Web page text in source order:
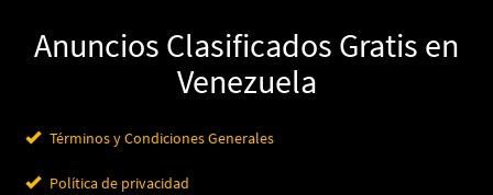
Anuncios Clasificados Gratis en
Venezuela
Términos y Condiciones Generales
Política de privacidad